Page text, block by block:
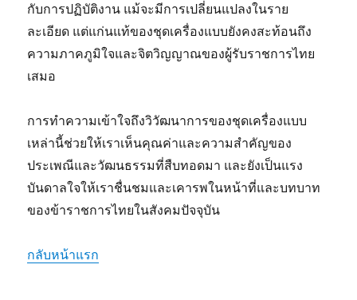
กับการปฏิบัติงาน แม้จะมีการเปลี่ยนแปลงในราย
ละเอียด แต่แก่นแท้ของชุดเครื่องแบบยังคงสะท้อนถึง
ความภาคภูมิใจและจิตวิญญาณของผู้รับราชการไทย
เสมอ
การทำความเข้าใจถึงวิวัฒนาการของชุดเครื่องแบบ
เหล่านี้ช่วยให้เราเห็นคุณค่าและความสำคัญของ
ประเพณีและวัฒนธรรมที่สืบทอดมา และยังเป็นแรง
บันดาลใจให้เราชื่นชมและเคารพในหน้าที่และบทบาท
ของข้าราชการไทยในสังคมปัจจุบัน
กลับหน้าแรก